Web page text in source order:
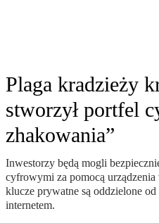
Plaga kradzieży
stworzył portfel
zhakowania”
Inwestorzy będą mogli
cyfrowymi za pomocą
klucze prywatne są oddzielone od
internetem.